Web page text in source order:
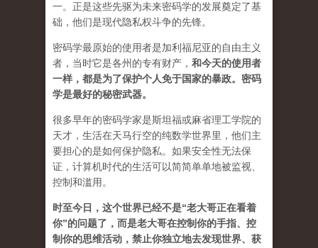
一。正是这些先驱为未来密码学的发展奠定了基
础，他们是现代隐私权斗争的先锋。
密码学最原始的使用者是加利福尼亚的自由主义
者，当时它是各州的专有财产， 和今天的使用者
一样，都是为了保护个人免于国家的暴政。密码
学是最好的秘密武器。
很多早年的密码学家是斯坦福或麻省理工学院的
天才，生活在天马行空的纯数学世界里，他们主
要担心的是如何保护隐私。如果安全性无法保
证，计算机时代的生活可以简简单单地被监视、
控制和滥用。
时至今日，这个世界已经不是“老大哥正在看着
你”的问题了，而是老大哥在控制你的手指、控
制你的思维活动，禁止你独立地去发现世界、获